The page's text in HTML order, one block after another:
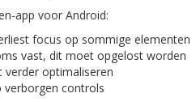
app voor Android:
focus op sommige elementen
vast, dit moet opgelost worden
verder optimaliseren
controls